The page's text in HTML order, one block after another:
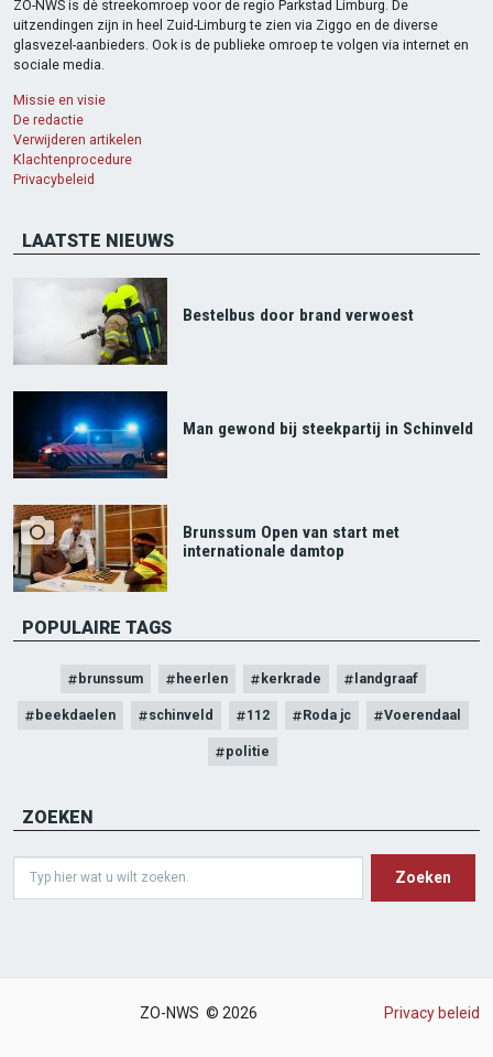
ZO-NWS is dè streekomroep voor de regio Parkstad Limburg. De
uitzendingen zijn in heel Zuid-Limburg te zien via Ziggo en de diverse
glasvezel-aanbieders. Ook is de publieke omroep te volgen via internet en
sociale media.
Missie en visie
De redactie
Verwijderen artikelen
Klachtenprocedure
Privacybeleid
LAATSTE NIEUWS
Bestelbus door brand verwoest
Man gewond bij steekpartij in Schinveld
Brunssum Open van start met
internationale damtop
POPULAIRE TAGS
brunssum heerlen kerkrade landgraaf
beekdaelen schinveld 112 Roda jc Voerendaal
politie
ZOEKEN
ZO-NWS © 2026 Privacy beleid